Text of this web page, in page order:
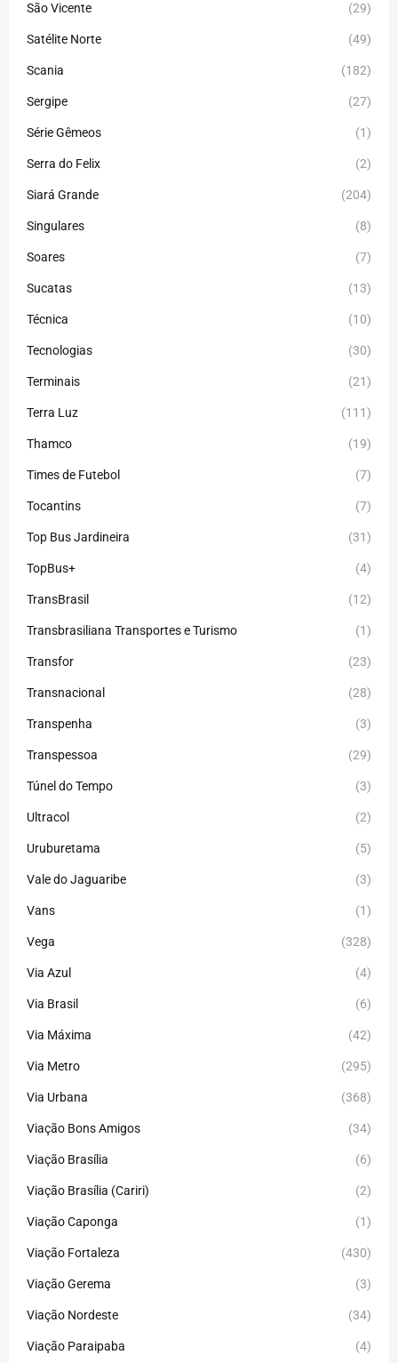
São Vicente (29)
Satélite Norte (49)
Scania (182)
Sergipe (27)
Série Gêmeos (1)
Serra do Felix (2)
Siará Grande (204)
Singulares (8)
Soares (7)
Sucatas (13)
Técnica (10)
Tecnologias (30)
Terminais (21)
Terra Luz (111)
Thamco (19)
Times de Futebol (7)
Tocantins (7)
Top Bus Jardineira (31)
TopBus+ (4)
TransBrasil (12)
Transbrasiliana Transportes e Turismo (1)
Transfor (23)
Transnacional (28)
Transpenha (3)
Transpessoa (29)
Túnel do Tempo (3)
Ultracol (2)
Uruburetama (5)
Vale do Jaguaribe (3)
Vans (1)
Vega (328)
Via Azul (4)
Via Brasil (6)
Via Máxima (42)
Via Metro (295)
Via Urbana (368)
Viação Bons Amigos (34)
Viação Brasília (6)
Viação Brasília (Cariri) (2)
Viação Caponga (1)
Viação Fortaleza (430)
Viação Gerema (3)
Viação Nordeste (34)
Viação Paraipaba (4)